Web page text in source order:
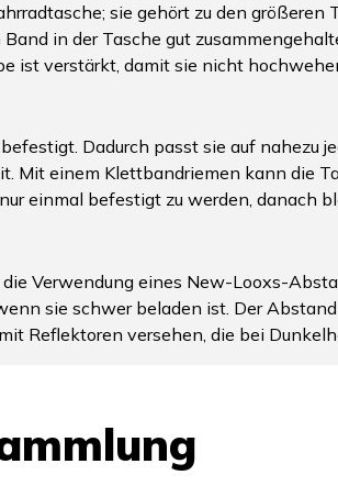
sie gehört zu den größeren
in der Tasche gut
ist verstärkt, damit sie nicht
Dadurch passt sie auf nahezu
Mit einem Klettbandriemen kann die
einmal befestigt zu werden, danach
Verwendung eines New-Looxs-
sie schwer beladen ist. Der
Reflektoren versehen, die bei